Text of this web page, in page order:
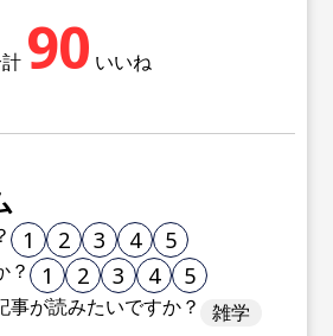
90 いいね
1 2 3 4 5
？ 1 2 3 4 5
事が読みたいですか？
雑学